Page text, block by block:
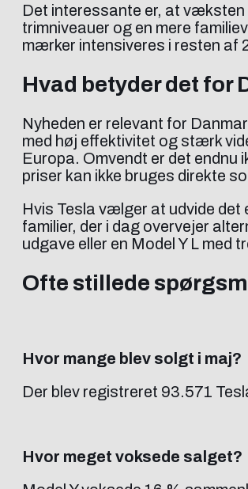
Det interessante er, at væksten
trimniveauer og en mere
mærker intensiveres i resten af
Hvad betyder det for
Nyheden er relevant for
med høj effektivitet og stærk
Europa. Omvendt er det
priser kan ikke bruges direkte
Hvis Tesla vælger at udvide
familier, der i dag overvejer
udgave eller en Model Y L
Ofte stillede
Hvor mange blev solgt i maj?
Der blev registreret 93.571
Hvor meget voksede salget?